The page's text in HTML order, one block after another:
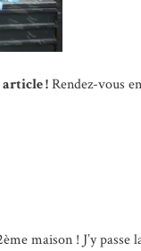
article !Rendez-vous
maison ! J’y passe